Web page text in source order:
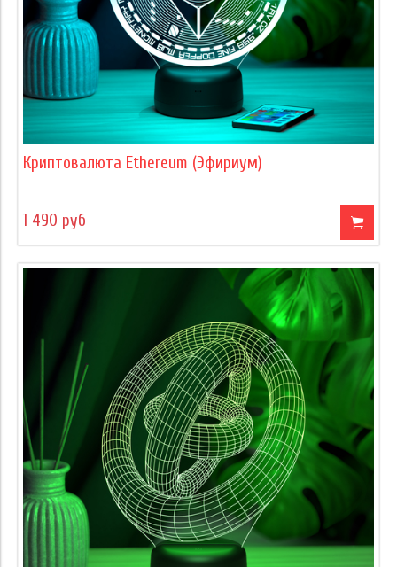
Криптовалюта Ethereum (Эфириум)
1 490 руб